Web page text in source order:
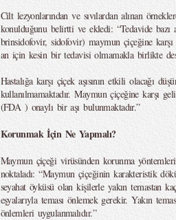
Cilt lezyonlarından ve sıvılardan alınan
konulduğunu belirtti ve ekledi: “Tedavide
brinsidofovir, sidofovir) maymun çiçeğine
an için kesin bir tedavisi olmamakla birlikte
Hastalığa karşı çiçek aşısının etkili olacağı
kullanılmamaktadır. Maymun çiçeğine karşı
(FDA ) onaylı bir aşı bulunmaktadır.”
Korunmak İçin Ne Yapmalı?
Maymun çiçeği virüsünden korunma
noktaladı: “Maymun çiçeğinin karakteristik
seyahat öyküsü olan kişilerle yakın temastan
eşyalarıyla teması önlemek gerekir. Yakın
önlemleri uygulanmalıdır.”